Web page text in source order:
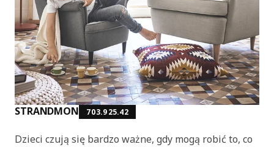
STRANDMON 703.925.42
Dzieci czują się bardzo ważne, gdy mogą robić to, co